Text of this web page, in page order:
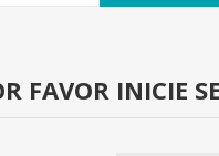
FAVOR INICIE